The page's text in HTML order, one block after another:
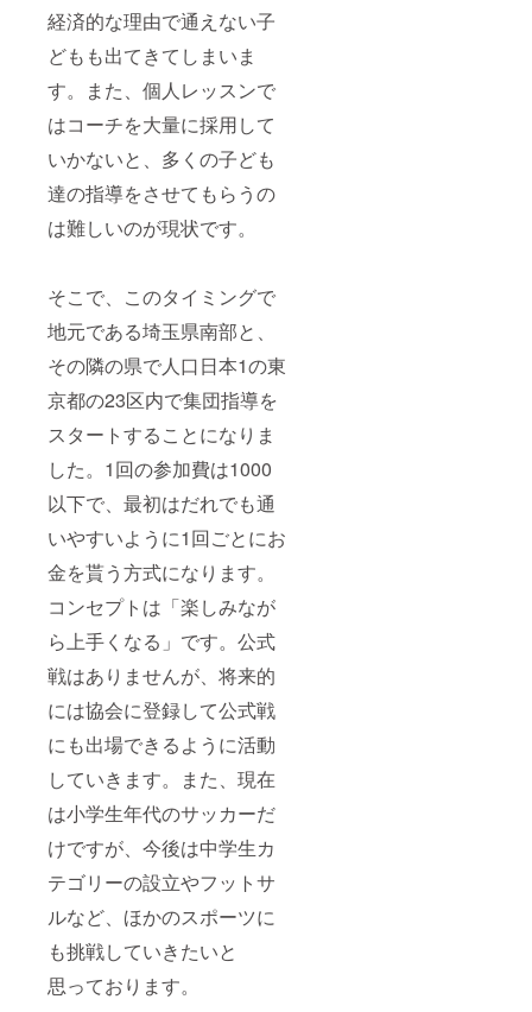
経済的な理由で通えない子
どもも出てきてしまいま
す。また、個人レッスンで
はコーチを大量に採用して
いかないと、多くの子ども
達の指導をさせてもらうの
は難しいのが現状です。
そこで、このタイミングで
地元である埼玉県南部と、
その隣の県で人口日本1の東
京都の23区内で集団指導を
スタートすることになりま
した。1回の参加費は1000
以下で、最初はだれでも通
いやすいように1回ごとにお
金を貰う方式になります。
コンセプトは「楽しみなが
ら上手くなる」です。公式
戦はありませんが、将来的
には協会に登録して公式戦
にも出場できるように活動
していきます。また、現在
は小学生年代のサッカーだ
けですが、今後は中学生カ
テゴリーの設立やフットサ
ルなど、ほかのスポーツに
も挑戦していきたいと
思っております。